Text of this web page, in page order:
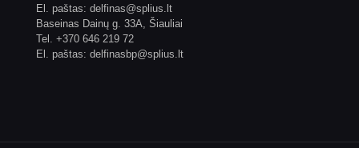
El. paštas: delfinas@splius.lt
Baseinas Dainų g. 33A, Šiauliai
Tel. +370 646 219 72
El. paštas: delfinasbp@splius.lt